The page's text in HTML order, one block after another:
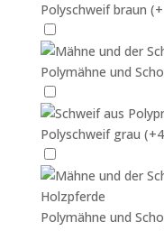
Polyschweif braun
Polymähne und
Polyschweif grau
Polymähne und